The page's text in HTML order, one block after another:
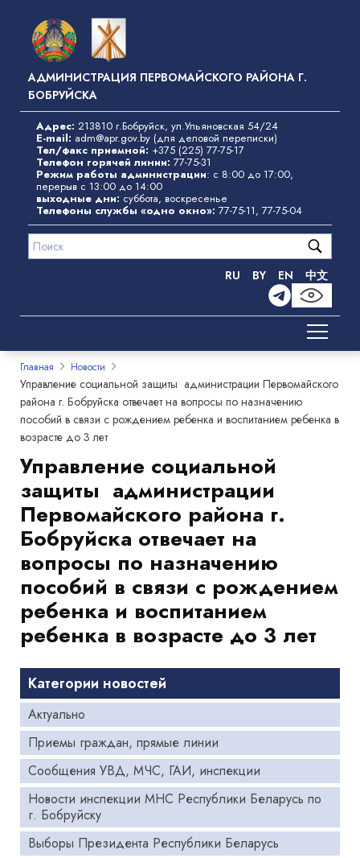
основному
содержанию
АДМИНИСТРАЦИЯ ПЕРВОМАЙСКОГО РАЙОНА Г.
БОБРУЙСКА
Адрес: 213810 г.Бобруйск, ул.Ульяновская 54/24
E-mail: adm@apr.gov.by (для деловой переписки)
Тел/факс приемной: +375 (225) 77-75-17
Телефон горячей линии: 77-75-31
Режим работы администрации: с 8:00 до 17:00,
перерыв с 13:00 до 14:00
выходные дни: суббота, воскресенье
Телефоны службы «одно окно»: 77-75-11, 77-75-04
RU BY EN 中文
Главная Новости
Управление социальной защиты администрации Первомайского
района г. Бобруйска отвечает на вопросы по назначению
пособий в связи с рождением ребенка и воспитанием ребенка в
возрасте до 3 лет
Управление социальной
защиты администрации
Первомайского района г.
Бобруйска отвечает на
вопросы по назначению
пособий в связи с рождением
ребенка и воспитанием
ребенка в возрасте до 3 лет
Категории новостей
Актуально
Приемы граждан, прямые линии
Сообщения УВД, МЧС, ГАИ, инспекции
Новости инспекции МНС Республики Беларусь по
г. Бобруйску
Выборы Президента Республики Беларусь